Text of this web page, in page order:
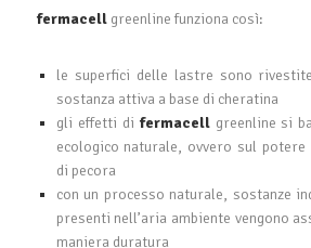
fermacell greenline funziona così:
le superfici delle lastre sono
sostanza attiva a base di cheratina
gli effetti di fermacellgreenline si
ecologico naturale, ovvero sul potere
di pecora
con un processo naturale, sostanze
presenti nell’aria ambiente vengono
maniera duratura